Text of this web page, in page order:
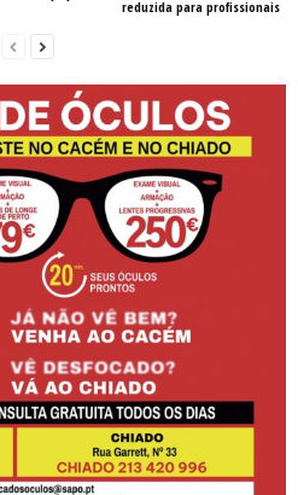
reduzida para profissionais